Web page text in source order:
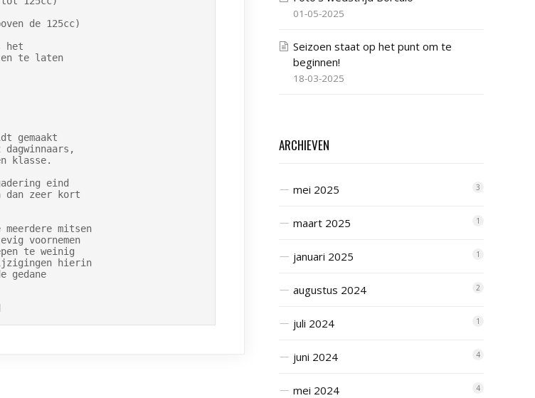
de 125cc)
het
te laten
gemaakt
klasse.
eind
dan zeer kort
mitsen
voornemen
te weinig
hierin
gedane
01-05-2025
Seizoen staat op het punt om te
beginnen!
18-03-2025
ARCHIEVEN
mei 2025 3
maart 2025 1
januari 2025 1
augustus 2024 2
juli 2024 1
juni 2024 4
mei 2024 4